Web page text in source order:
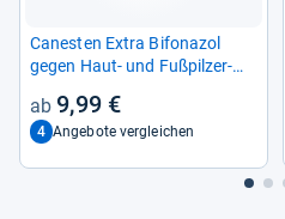
Canes­ten Extra Bifona­zol
gegen Haut-​ und Fuß­pil­zer­
9,99 €
4 Angebote vergleichen